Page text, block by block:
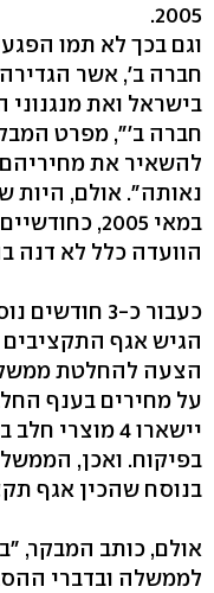
2005.
וגם בכך לא תמו
חברה ב', אשר
בישראל ואת
להשאיר את
נאותה". אולם, היות
במאי 2005,
הוועדה כלל לא דנה
הגיש אגף התקציבים
הצעה להחלטת
על מחירים בענף
בפיקוח. ואכן,
בנוסח שהכין אגף
אולם, כותב המבקר,
לממשלה ובדברי